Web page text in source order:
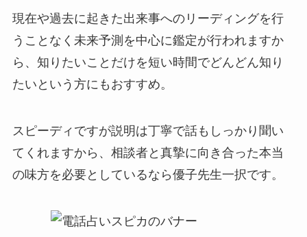
現在や過去に起きた出来事へのリーディングを行
うことなく未来予測を中心に鑑定が行われますか
ら、知りたいことだけを短い時間でどんどん知り
たいという方にもおすすめ。
スピーディですが説明は丁寧で話もしっかり聞い
てくれますから、相談者と真摯に向き合った本当
の味方を必要としているなら優子先生一択です。